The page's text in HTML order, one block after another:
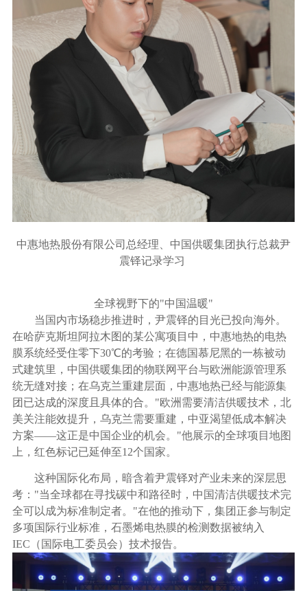
中惠地热股份有限公司总经理、中国供暖集团执行总裁尹
震铎记录学习
全球视野下的"中国温暖"
当国内市场稳步推进时，尹震铎的目光已投向海外。
在哈萨克斯坦阿拉木图的某公寓项目中，中惠地热的电热
膜系统经受住零下30℃的考验；在德国慕尼黑的一栋被动
式建筑里，中国供暖集团的物联网平台与欧洲能源管理系
统无缝对接；在乌克兰重建层面，中惠地热已经与能源集
团已达成的深度且具体的合。"欧洲需要清洁供暖技术，北
美关注能效提升，乌克兰需要重建，中亚渴望低成本解决
方案——这正是中国企业的机会。"他展示的全球项目地图
上，红色标记已延伸至12个国家。
这种国际化布局，暗含着尹震铎对产业未来的深层思
考："当全球都在寻找碳中和路径时，中国清洁供暖技术完
全可以成为标准制定者。"在他的推动下，集团正参与制定
多项国际行业标准，石墨烯电热膜的检测数据被纳入
IEC（国际电工委员会）技术报告。